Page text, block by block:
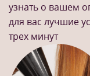
узнать о вашем
для вас лучшие
трех минут